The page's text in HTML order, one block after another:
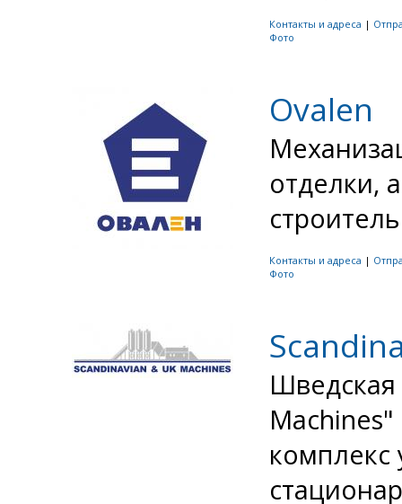
Контакты и адреса |
Фото
Ovalen
отделки,
Контакты и адреса |
Фото
комплекс